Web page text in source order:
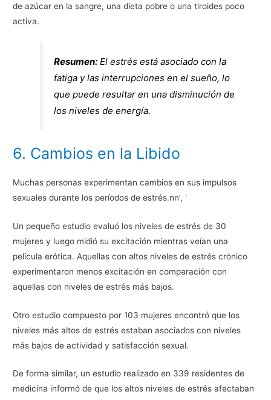
de azúcar en la sangre, una dieta pobre o una tiroides poco
activa.
Resumen: El estrés está asociado con la
fatiga y las interrupciones en el sueño, lo
que puede resultar en una disminución de
los niveles de energía.
6. Cambios en la Libido
Muchas personas experimentan cambios en sus impulsos
sexuales durante los períodos de estrés.nn’, ‘
Un pequeño estudio evaluó los niveles de estrés de 30
mujeres y luego midió su excitación mientras veían una
película erótica. Aquellas con altos niveles de estrés crónico
experimentaron menos excitación en comparación con
aquellas con niveles de estrés más bajos.
Otro estudio compuesto por 103 mujeres encontró que los
niveles más altos de estrés estaban asociados con niveles
más bajos de actividad y satisfacción sexual.
De forma similar, un estudio realizado en 339 residentes de
medicina informó de que los altos niveles de estrés afectaban